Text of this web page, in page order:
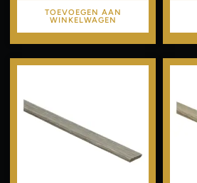
TOEVOEGEN AAN
WINKELWAGEN